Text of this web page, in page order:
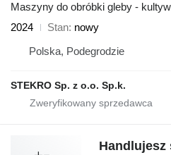
Maszyny do obróbki gleby -
2024
Stan nowy
Polska, Podegrodzie
STEKRO Sp. z o.o. Sp.k.
Handlujesz